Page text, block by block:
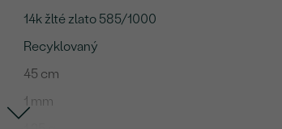
14k žlté zlato 585/1000
Recyklovaný
45 cm
1 mm